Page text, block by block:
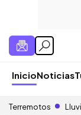
InicioNoticias
Terremotos